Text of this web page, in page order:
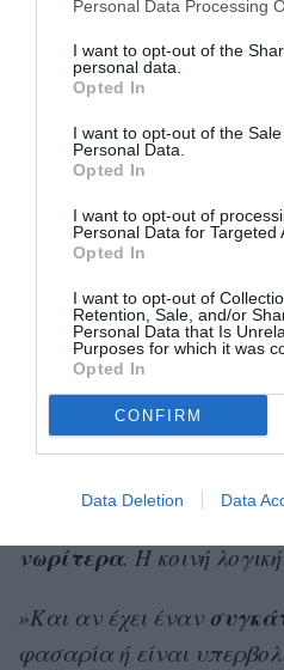
Personal Data Processing
I want to opt-out of the
personal data.
Opted In
I want to opt-out of the
Personal Data.
Opted In
I want to opt-out of
Personal Data for Targeted
Opted In
I want to opt-out of
Retention, Sale, and/or
Personal Data that Is
Purposes for which it was
Opted In
CONFIRM
Data Deletion Data
συμβουλεύσει έρχεται
ανακάλυψε το μυστικό:
μάθημα
«Η αλήθεια είναι
συμβουλή που
γονείς, και θα το
πιο ευγενικά:
»Μπορώ να σας
προχωρημένα θέματα. Ας
σας είναιεξαντλημένο
ξυπνάει εγκαίρως για
ότι έχει κάποιο ιατρικό
νωρίτερα. Η κοινή
»Και αν έχει έναν
φασαρία ή είναι